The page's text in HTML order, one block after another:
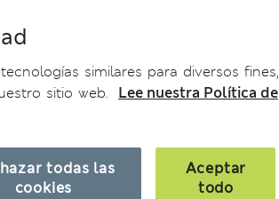
similares para diversos fines,
sitio web.
Lee nuestra Política de
todas las
cookies
Aceptar
todo